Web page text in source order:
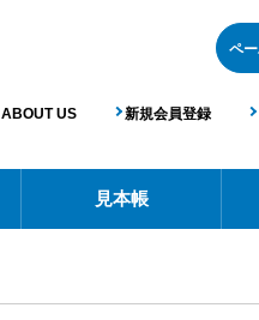
ABOUT US 新規会員登録
見本帳